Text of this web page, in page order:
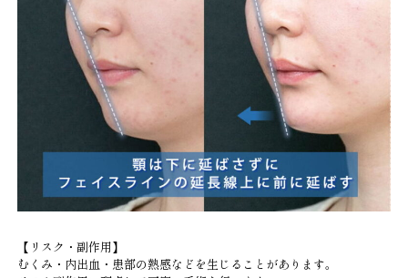
【リスク・副作用】
むくみ・内出血・患部の熱感などを生じることがあります。